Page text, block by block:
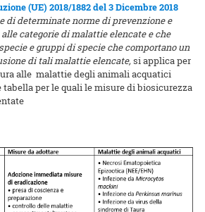
(UE) 2018/1882 del 3 Dicembre 2018
di determinate norme di prevenzione e
categorie di malattie elencate e che
e gruppi di specie che comportano un
di tali malattie elencate,si applica per
alle malattie degli animali acquatici
tabella per le quali le misure di biosicurezza